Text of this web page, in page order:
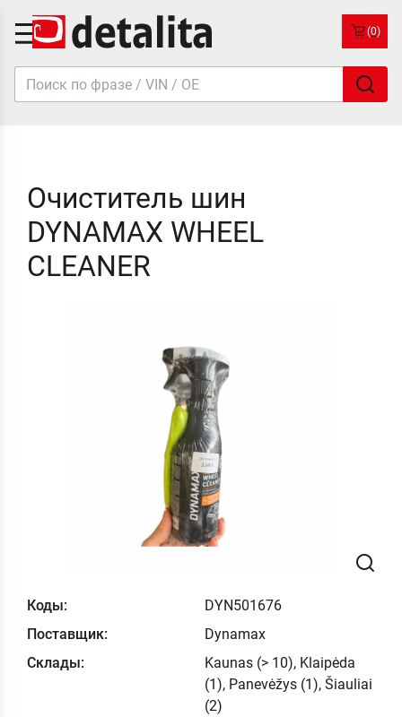
(0)
Очиститель шин
DYNAMAX WHEEL
CLEANER
Коды:
DYN501676
Поставщик:
Dynamax
Склады:
Kaunas (> 10), Klaipėda
(1), Panevėžys (1), Šiauliai
(2)